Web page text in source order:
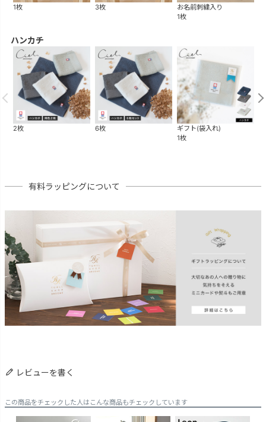
1枚 3枚
お名前刺繍入り
1枚
ハンカチ
2枚 6枚
ギフト(袋入れ)
1枚
有料ラッピングについて
レビューを書く
この商品をチェックした人はこんな商品もチェックしています